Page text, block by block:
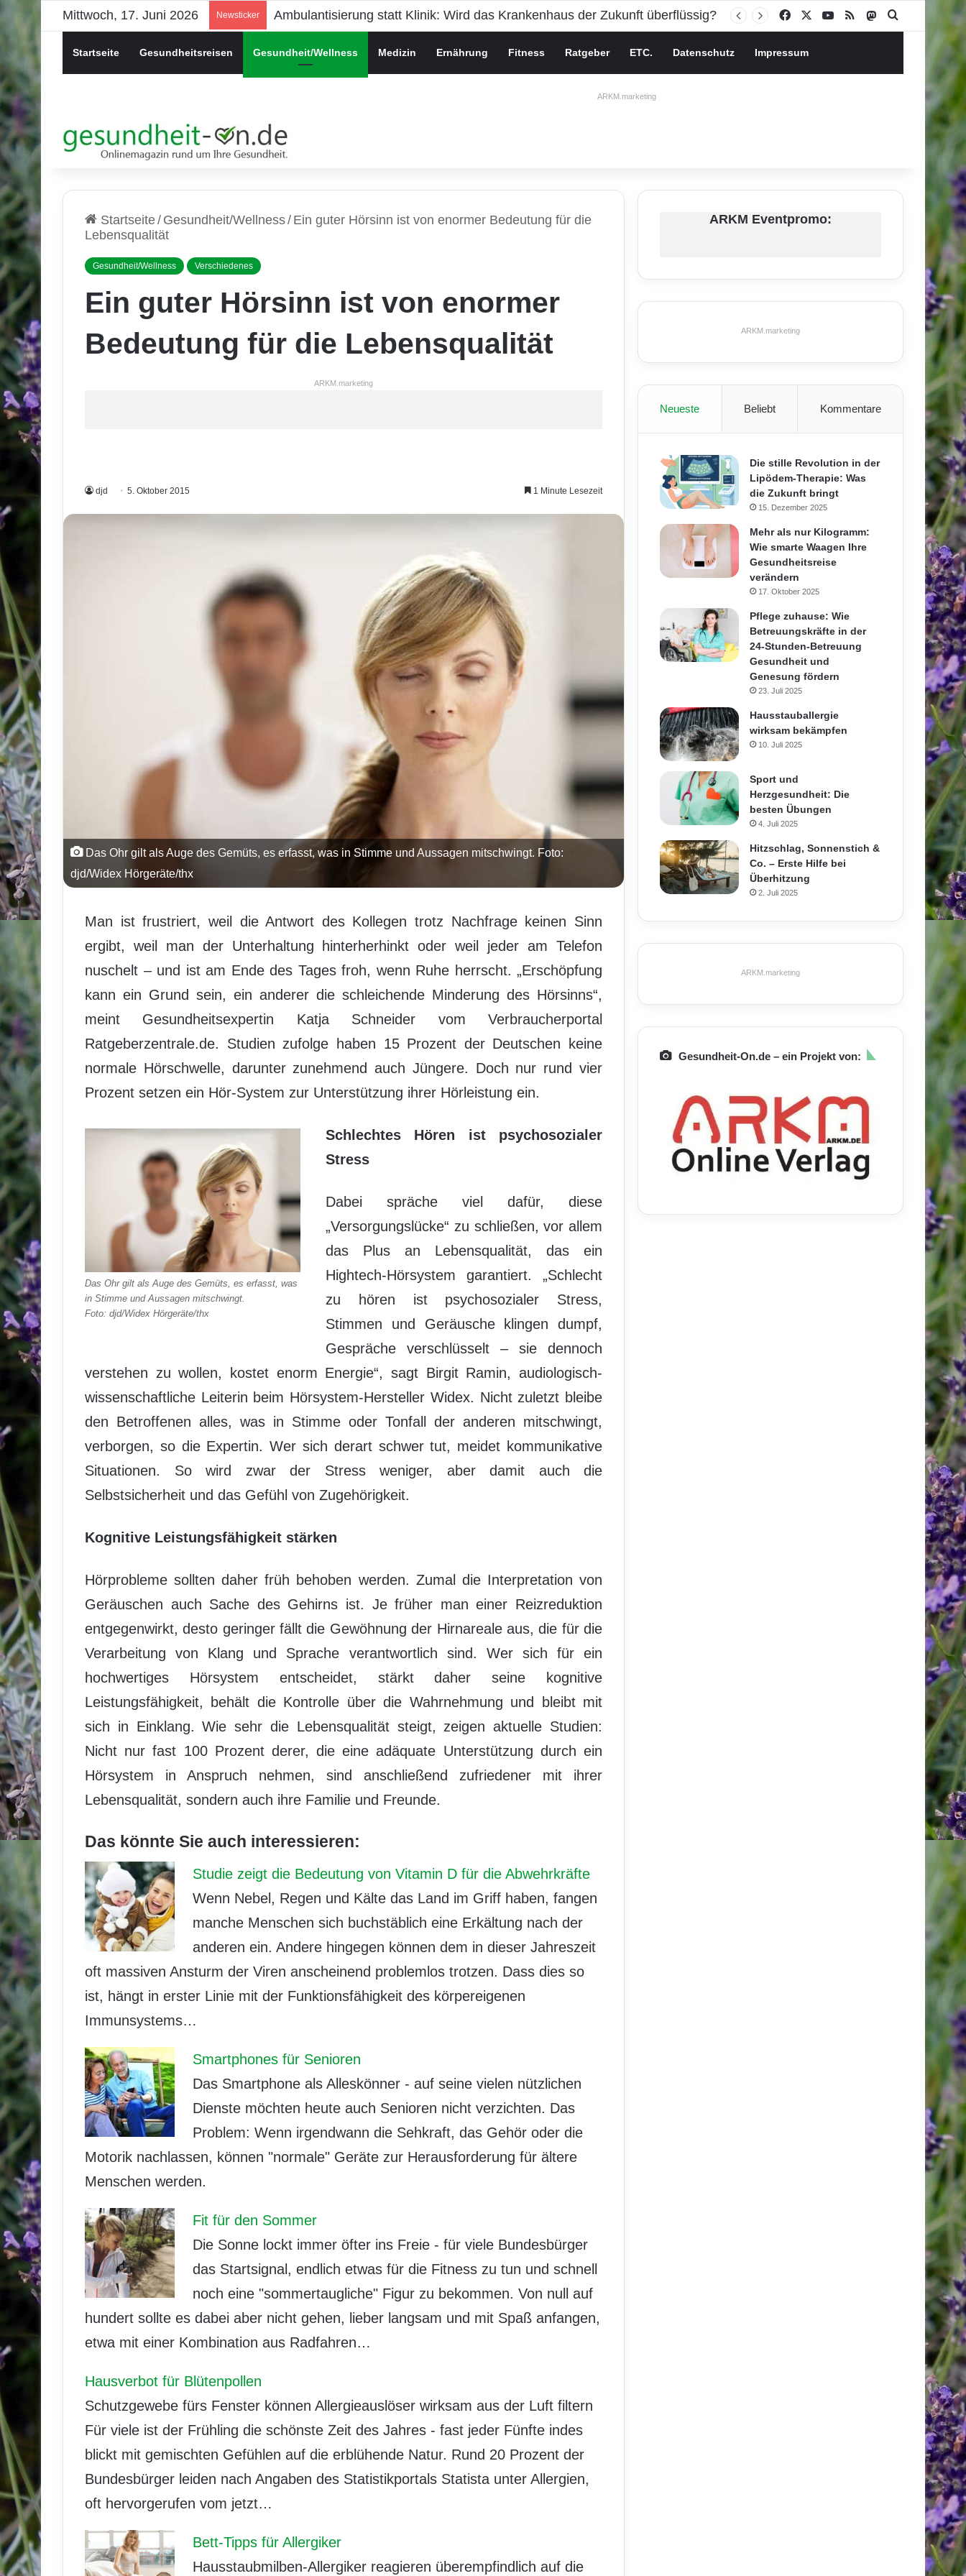
Mittwoch, 17. Juni 2026 Newsticker Psychische Gesundheit bei Jugendlichen Facebook YouTube
RSS MastodonSuchen nach
Startseite Gesundheitsreisen Gesundheit/Wellness Medizin Ernährung Fitness Ratgeber ETC. Datenschutz Impressum
ARKM.marketing
Startseite/ Gesundheit/Wellness/ Ein guter Hörsinn ist von enormer Bedeutung für die
Lebensqualität
Gesundheit/Wellness Verschiedenes
Ein guter Hörsinn ist von enormer
Bedeutung für die Lebensqualität
ARKM.marketing
djd 5. Oktober 2015 1 Minute Lesezeit
Das Ohr gilt als Auge des Gemüts, es erfasst, was in Stimme und Aussagen mitschwingt. Foto:
djd/Widex Hörgeräte/thx
Man ist frustriert, weil die Antwort des Kollegen trotz Nachfrage keinen Sinn
ergibt, weil man der Unterhaltung hinterherhinkt oder weil jeder am Telefon
nuschelt – und ist am Ende des Tages froh, wenn Ruhe herrscht. „Erschöpfung
kann ein Grund sein, ein anderer die schleichende Minderung des Hörsinns“,
meint Gesundheitsexpertin Katja Schneider vom Verbraucherportal
Ratgeberzentrale.de. Studien zufolge haben 15 Prozent der Deutschen keine
normale Hörschwelle, darunter zunehmend auch Jüngere. Doch nur rund vier
Prozent setzen ein Hör-System zur Unterstützung ihrer Hörleistung ein.
Das Ohr gilt als Auge des Gemüts, es erfasst, was
in Stimme und Aussagen mitschwingt.
Foto: djd/Widex Hörgeräte/thx
Schlechtes Hören ist psychosozialer
Stress
Dabei spräche viel dafür, diese
„Versorgungslücke“ zu schließen, vor allem
das Plus an Lebensqualität, das ein
Hightech-Hörsystem garantiert. „Schlecht
zu hören ist psychosozialer Stress,
Stimmen und Geräusche klingen dumpf,
Gespräche verschlüsselt – sie dennoch
verstehen zu wollen, kostet enorm Energie“, sagt Birgit Ramin, audiologisch-
wissenschaftliche Leiterin beim Hörsystem-Hersteller Widex. Nicht zuletzt bleibe
den Betroffenen alles, was in Stimme oder Tonfall der anderen mitschwingt,
verborgen, so die Expertin. Wer sich derart schwer tut, meidet kommunikative
Situationen. So wird zwar der Stress weniger, aber damit auch die
Selbstsicherheit und das Gefühl von Zugehörigkeit.
Kognitive Leistungsfähigkeit stärken
Hörprobleme sollten daher früh behoben werden. Zumal die Interpretation von
Geräuschen auch Sache des Gehirns ist. Je früher man einer Reizreduktion
entgegenwirkt, desto geringer fällt die Gewöhnung der Hirnareale aus, die für die
Verarbeitung von Klang und Sprache verantwortlich sind. Wer sich für ein
hochwertiges Hörsystem entscheidet, stärkt daher seine kognitive
Leistungsfähigkeit, behält die Kontrolle über die Wahrnehmung und bleibt mit
sich in Einklang. Wie sehr die Lebensqualität steigt, zeigen aktuelle Studien:
Nicht nur fast 100 Prozent derer, die eine adäquate Unterstützung durch ein
Hörsystem in Anspruch nehmen, sind anschließend zufriedener mit ihrer
Lebensqualität, sondern auch ihre Familie und Freunde.
Das könnte Sie auch interessieren:
Studie zeigt die Bedeutung von Vitamin D für die Abwehrkräfte
Wenn Nebel, Regen und Kälte das Land im Griff haben, fangen
manche Menschen sich buchstäblich eine Erkältung nach der
anderen ein. Andere hingegen können dem in dieser Jahreszeit
oft massiven Ansturm der Viren anscheinend problemlos trotzen. Dass dies so
ist, hängt in erster Linie mit der Funktionsfähigkeit des körpereigenen
Immunsystems…
Smartphones für Senioren
Das Smartphone als Alleskönner - auf seine vielen nützlichen
Dienste möchten heute auch Senioren nicht verzichten. Das
Problem: Wenn irgendwann die Sehkraft, das Gehör oder die
Motorik nachlassen, können "normale" Geräte zur Herausforderung für ältere
Menschen werden.
Fit für den Sommer
Die Sonne lockt immer öfter ins Freie - für viele Bundesbürger
das Startsignal, endlich etwas für die Fitness zu tun und schnell
noch eine "sommertaugliche" Figur zu bekommen. Von null auf
hundert sollte es dabei aber nicht gehen, lieber langsam und mit Spaß anfangen,
etwa mit einer Kombination aus Radfahren…
Hausverbot für Blütenpollen
Schutzgewebe fürs Fenster können Allergieauslöser wirksam aus der Luft filtern
Für viele ist der Frühling die schönste Zeit des Jahres - fast jeder Fünfte indes
blickt mit gemischten Gefühlen auf die erblühende Natur. Rund 20 Prozent der
Bundesbürger leiden nach Angaben des Statistikportals Statista unter Allergien,
oft hervorgerufen vom jetzt…
Bett-Tipps für Allergiker
Hausstaubmilben-Allergiker reagieren überempfindlich auf die
ARKM Eventpromo:
ARKM.marketing
Neueste Beliebt Kommentare
Die stille Revolution in der
Lipödem-Therapie: Was
die Zukunft bringt
15. Dezember 2025
Mehr als nur Kilogramm:
Wie smarte Waagen Ihre
Gesundheitsreise
verändern
17. Oktober 2025
Pflege zuhause: Wie
Betreuungskräfte in der
24-Stunden-Betreuung
Gesundheit und
Genesung fördern
23. Juli 2025
Hausstauballergie
wirksam bekämpfen
10. Juli 2025
Sport und
Herzgesundheit: Die
besten Übungen
4. Juli 2025
Hitzschlag, Sonnenstich &
Co. – Erste Hilfe bei
Überhitzung
2. Juli 2025
ARKM.marketing
Gesundheit-On.de – ein Projekt von: